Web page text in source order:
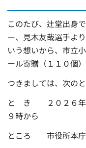
このたび、辻堂出身
ー、見木友哉選手よ
いう想いから、市立
ール寄贈（１１０個
つきましては、次の
と き ２０２６年
９時から
ところ 市役所本